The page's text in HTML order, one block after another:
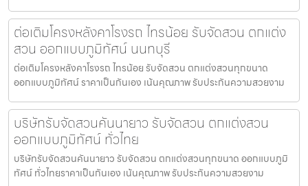
ต่อเติมโครงหลังคาโรงรถ ไทรน้อย รับจัดสวน ตกแต่ง
สวน ออกแบบภูมิทัศน์ นนทบุรี
ต่อเติมโครงหลังคาโรงรถ ไทรน้อย รับจัดสวน ตกแต่งสวนทุกขนาด
ออกแบบภูมิทัศน์ ราคาเป็นกันเอง เน้นคุณภาพ รับประกันความสวยงาม
บริษัทรับจัดสวนคันนายาว รับจัดสวน ตกแต่งสวน
ออกแบบภูมิทัศน์ ทั่วไทย
บริษัทรับจัดสวนคันนายาว รับจัดสวน ตกแต่งสวนทุกขนาด ออกแบบภูมิ
ทัศน์ ทั่วไทยราคาเป็นกันเอง เน้นคุณภาพ รับประกันความสวยงาม